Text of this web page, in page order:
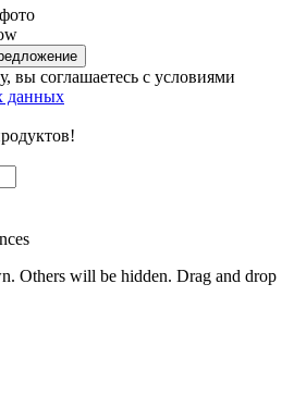
вы соглашаетесь с условиями
данных
Others will be hidden. Drag and drop